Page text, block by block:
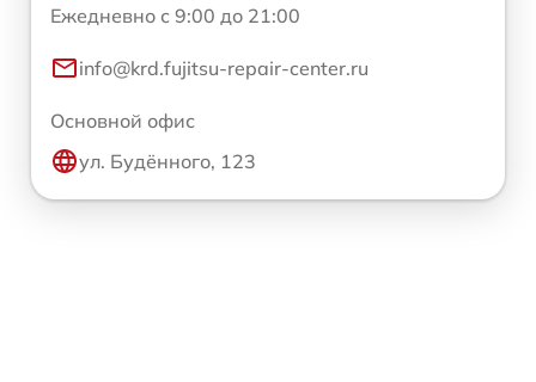
Ежедневно с 9:00 до 21:00
info@krd.fujitsu-repair-center.ru
Основной офис
ул. Будённого, 123